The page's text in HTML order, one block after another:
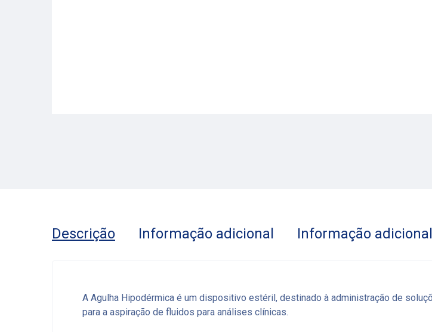
Descrição Informação adicional Informação adicional
A Agulha Hipodérmica é um dispositivo estéril, destinado à administração de
para a aspiração de fluidos para análises clínicas.